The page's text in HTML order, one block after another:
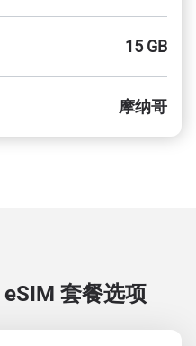
15 GB
摩纳哥
eSIM 套餐选项